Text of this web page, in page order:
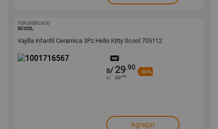
PERUMERCADO
SCOOL
Vajilla infantil Ceramica 3Pz Hello Kitty Scool 705112
s/ 29.90
-50%
s/ 59.90
Agregar